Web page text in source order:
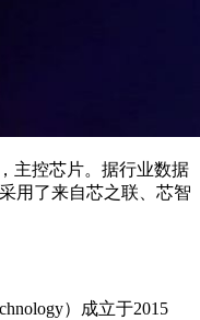
主控芯片。据行业数据
用了来自芯之联、芯智
）成立于2015